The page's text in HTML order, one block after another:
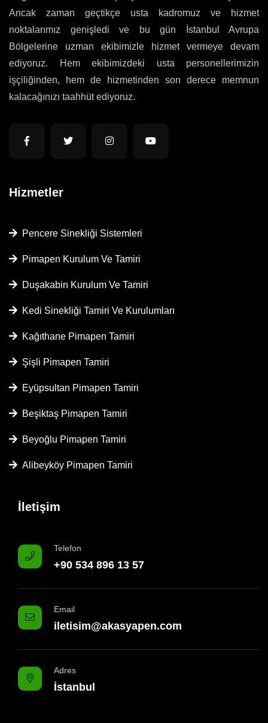
Ancak zaman geçtikçe usta kadromuz ve hizmet
noktalarımız genişledi ve bu gün İstanbul Avrupa
Bölgelerine uzman ekibimizle hizmet vermeye devam
ediyoruz. Hem ekibimizdeki usta personellerimizin
işçiliğinden, hem de hizmetinden son derece memnun
kalacağınızı taahhüt ediyoruz.
Hizmetler
Pencere Sinekliği Sistemleri
Pimapen Kurulum Ve Tamiri
Duşakabin Kurulum Ve Tamiri
Kedi Sinekliği Tamiri Ve Kurulumları
Kağıthane Pimapen Tamiri
Şişli Pimapen Tamiri
Eyüpsultan Pimapen Tamiri
Beşiktaş Pimapen Tamiri
Beyoğlu Pimapen Tamiri
Alibeyköy Pimapen Tamiri
İletişim
Telefon
+90 534 896 13 57
Email
iletisim@akasyapen.com
Adres
İstanbul